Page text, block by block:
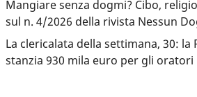
Mangiare senza dogmi? Cibo,
sul n. 4/2026 della rivista Nessun
La clericalata della settimana, 30: la
stanzia 930 mila euro per gli oratori